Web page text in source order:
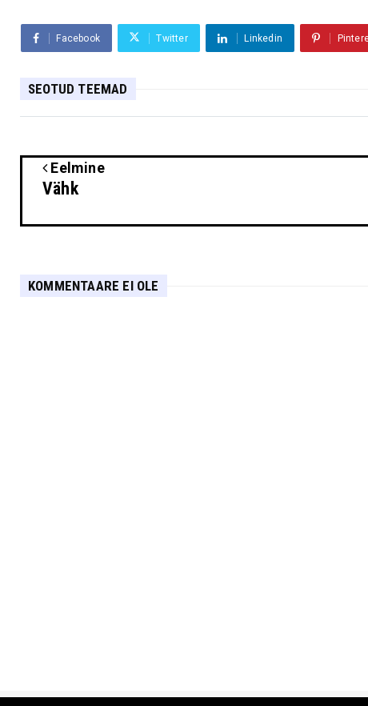
Facebook Twitter Linkedin
SEOTUD TEEMAD
Eelmine
Vähk
KOMMENTAARE EI OLE